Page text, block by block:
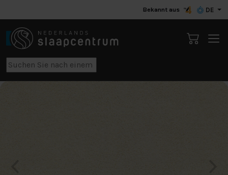
Bekannt aus DE